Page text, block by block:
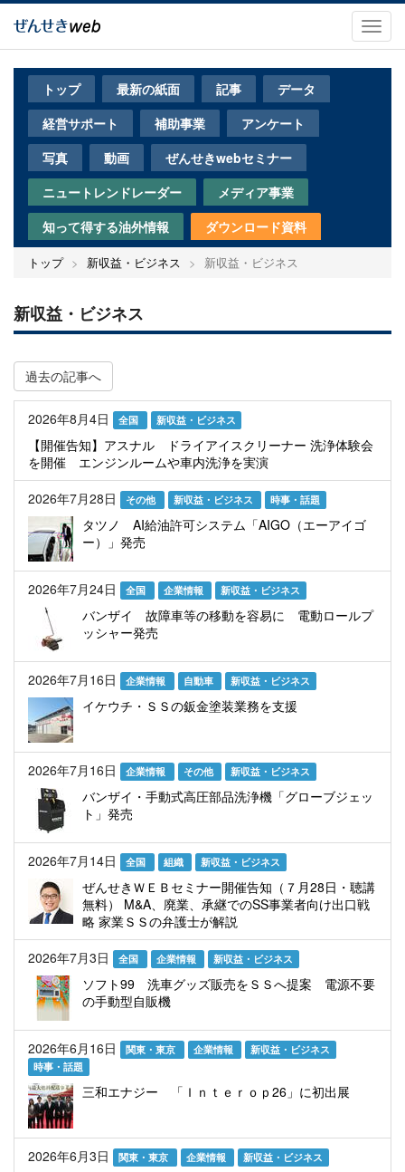
メ
トップ 最新の紙面 記事
データ
経営サポート
補助事業
アンケート
写真
動画
ぜんせきwebセミナー
ニュートレンドレーダー
メディア事業
知って得する油外情報
ダウンロード資料
トップ 新収益・ビジネス 新収益・ビジネス
新収益・ビジネス
過去の記事へ
2026年8月4日 全国 新収益・ビジネス
【開催告知】アスナル ドライアイスクリーナー 洗浄体験会
を開催 エンジンルームや車内洗浄を実演
2026年7月28日
その他 新収益・ビジネス 時事・話題
タツノ AI給油許可システム「AIGO（エーアイゴ
ー）」発売
2026年7月24日 全国 企業情報 新収益・ビジネス
バンザイ 故障車等の移動を容易に 電動ロールプ
ッシャー発売
2026年7月16日 企業情報 自動車 新収益・ビジネス
イケウチ・ＳＳの鈑金塗装業務を支援
2026年7月16日 企業情報 その他 新収益・ビジネス
バンザイ・手動式高圧部品洗浄機「グローブジェッ
ト」発売
2026年7月14日 全国 組織 新収益・ビジネス
ぜんせきＷＥＢセミナー開催告知（７月28日・聴講
無料） M&A、廃業、承継でのSS事業者向け出口戦
略 家業ＳＳの弁護士が解説
2026年7月3日
全国 企業情報 新収益・ビジネス
ソフト99 洗車グッズ販売をＳＳへ提案 電源不要
の手動型自販機
2026年6月16日 関東・東京 企業情報
新収益・ビジネス
時事・話題
三和エナジー 「Ｉｎｔｅｒｏｐ26」に初出展
2026年6月3日 関東・東京 企業情報 新収益・ビジネス